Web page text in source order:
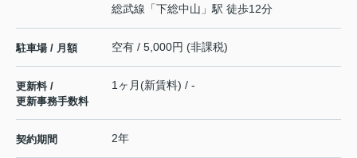
総武線 「下総中山 」駅 徒歩12分
駐車場 / 月額 空有 / 5,000円 (非課税)
更新料 /
更新事務手数料
1ヶ月(新賃料) / -
契約期間 2年